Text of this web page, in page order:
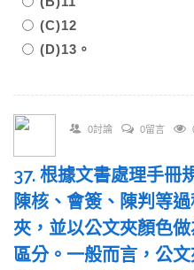
(C)12
(D)13。
0討論 0留言
37. 根據文書處理手冊
陳核、會簽、陳判等
夾，並以公文夾顏色
區分。一般而言，公